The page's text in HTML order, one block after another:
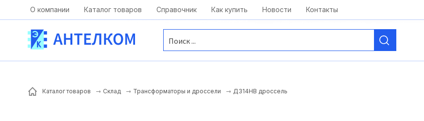
kai@antelcom.ru
Москва, ул. Московская, д.1 офис 1 c 08:00 до 20:00
О компании Каталог товаров Справочник Как купить Новости Контакты
Каталог товаров Склад Трансформаторы и дроссели Д314НВ дроссель